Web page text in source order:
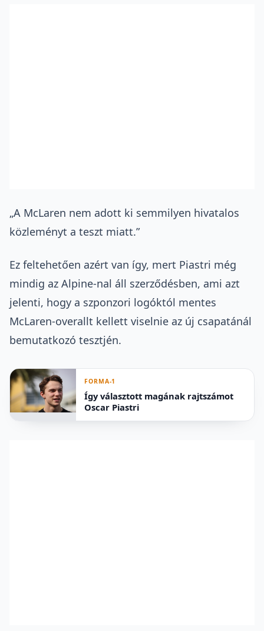
„A McLaren nem adott ki semmilyen hivatalos
közleményt a teszt miatt.”
Ez feltehetően azért van így, mert Piastri még
mindig az Alpine-nal áll szerződésben, ami azt
jelenti, hogy a szponzori logóktól mentes
McLaren-overallt kellett viselnie az új csapatánál
bemutatkozó tesztjén.
FORMA-1
Így választott magának rajtszámot
Oscar Piastri